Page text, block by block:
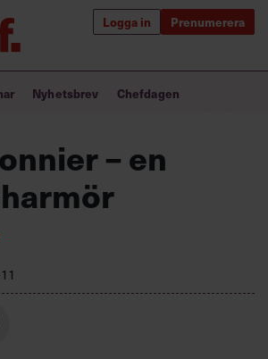
Logga in Prenumerera
förändrar världen
för ledare
Nyhetsbrev Chefdagen
– en